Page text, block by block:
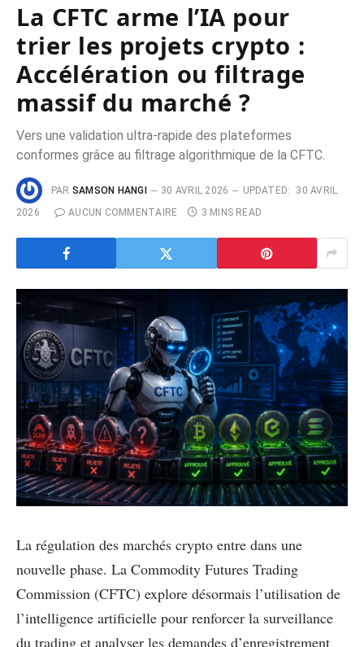
La CFTC arme l’IA pour
trier les projets crypto :
Accélération ou filtrage
massif du marché ?
Vers une validation ultra-rapide des plateformes
conformes grâce au filtrage algorithmique de la CFTC.
PAR SAMSON HANGI 30 AVRIL 2026 UPDATED:
30 AVRIL
2026
AUCUN COMMENTAIRE 3 MINS READ
La régulation des marchés crypto entre dans une
nouvelle phase. La Commodity Futures Trading
Commission (CFTC) explore désormais l’utilisation de
l’intelligence artificielle pour renforcer la surveillance
du trading et analyser les demandes d’enregistrement